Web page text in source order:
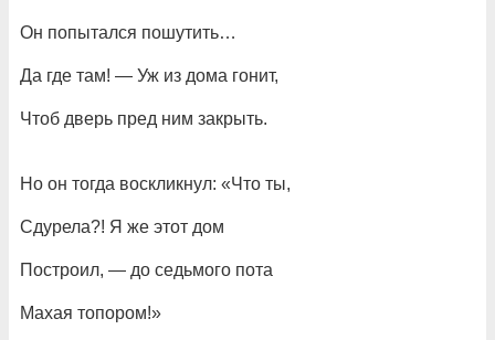
Он попытался пошутить…
Да где там! — Уж из дома гонит,
Чтоб дверь пред ним закрыть.
Но он тогда воскликнул: «Что ты,
Сдурела?! Я же этот дом
Построил, — до седьмого пота
Махая топором!»